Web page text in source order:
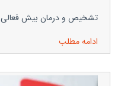
تشخیص و درمان بیش فعالی ADHD
ادامه مطلب